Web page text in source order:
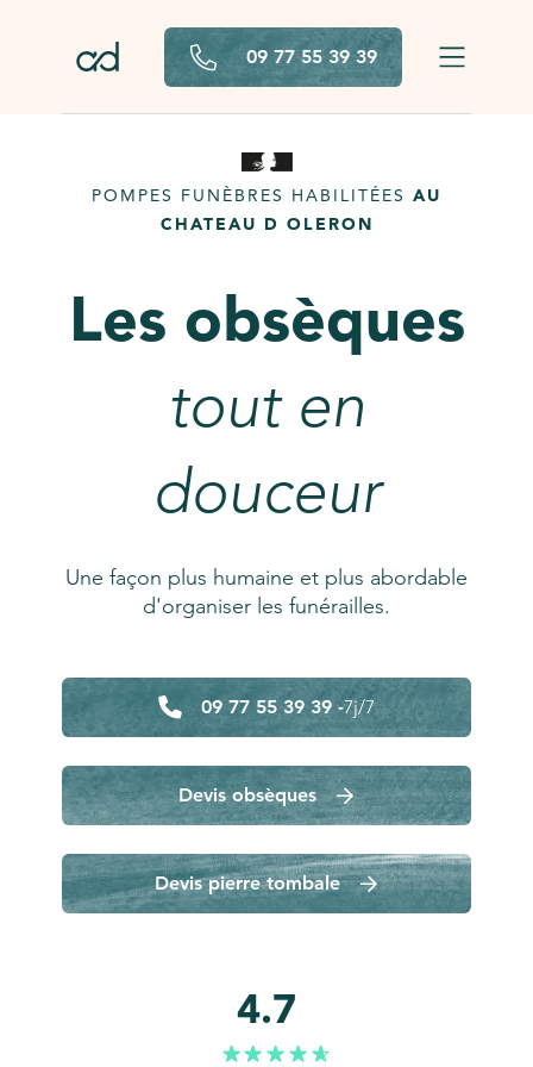
09 77 55 39 39
POMPES FUNÈBRES HABILITÉES AU
CHATEAU D OLERON
Les obsèques
tout en
douceur
Une façon plus humaine et plus abordable
d'organiser les funérailles.
09 77 55 39 39 -7j/7
Devis obsèques
Devis pierre tombale
4.7